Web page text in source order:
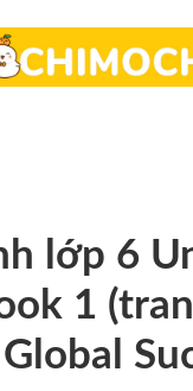
lớp 6
1